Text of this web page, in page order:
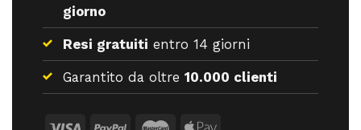
giorno
Resi gratuiti entro 14 giorni
Garantito da oltre 10.000 clienti